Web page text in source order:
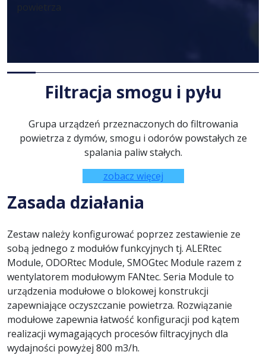
Filtracja smogu i pyłu
Grupa urządzeń przeznaczonych do filtrowania
powietrza z dymów, smogu i odorów powstałych ze
spalania paliw stałych.
zobacz więcej
Zasada działania
Zestaw należy konfigurować poprzez zestawienie ze
sobą jednego z modułów funkcyjnych tj. ALERtec
Module, ODORtec Module, SMOGtec Module razem z
wentylatorem modułowym FANtec. Seria Module to
urządzenia modułowe o blokowej konstrukcji
zapewniające oczyszczanie powietrza. Rozwiązanie
modułowe zapewnia łatwość konfiguracji pod kątem
realizacji wymagających procesów filtracyjnych dla
wydajności powyżej 800 m3/h.